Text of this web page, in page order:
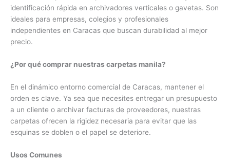
identificación rápida en archivadores verticales o gavetas. Son
ideales para empresas, colegios y profesionales
independientes en Caracas que buscan durabilidad al mejor
precio.
¿Por qué comprar nuestras carpetas manila?
En el dinámico entorno comercial de Caracas, mantener el
orden es clave. Ya sea que necesites entregar un presupuesto
a un cliente o archivar facturas de proveedores, nuestras
carpetas ofrecen la rigidez necesaria para evitar que las
esquinas se doblen o el papel se deteriore.
Usos Comunes